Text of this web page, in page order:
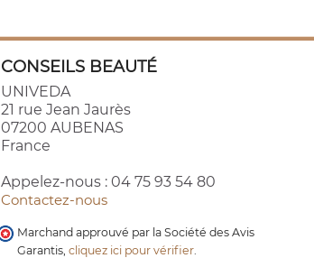
CONSEILS BEAUTÉ
UNIVEDA
21 rue Jean Jaurès
07200 AUBENAS
France
Appelez-nous : 04 75 93 54 80
Contactez-nous
Marchand approuvé par la Société des Avis
Garantis, cliquez ici pour vérifier.